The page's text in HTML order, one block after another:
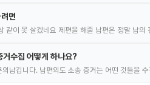
면
같이 못 살겠네요 제편을 해줄 남편은 정말 남의
거수집 어떻게 하나요?
의남깁니다. 남편외도 소송 증거는 어떤 것들을